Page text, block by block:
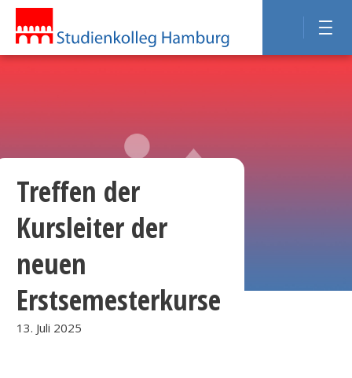
Treffen der
Kursleiter der
neuen
Erstsemesterkurse
13. Juli 2025